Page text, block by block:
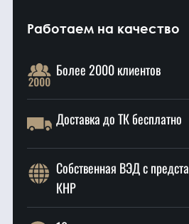
Работаем на качество
Более 2000 клиентов
Доставка до ТК бесплатно
Собственная ВЭД с
КНР